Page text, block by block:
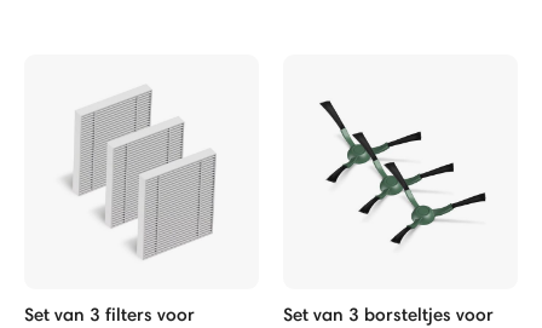
Set van 3 filters voor
Set van 3 borsteltjes voor